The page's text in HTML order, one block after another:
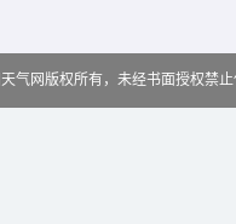
天气网版权所有，未经书面授权